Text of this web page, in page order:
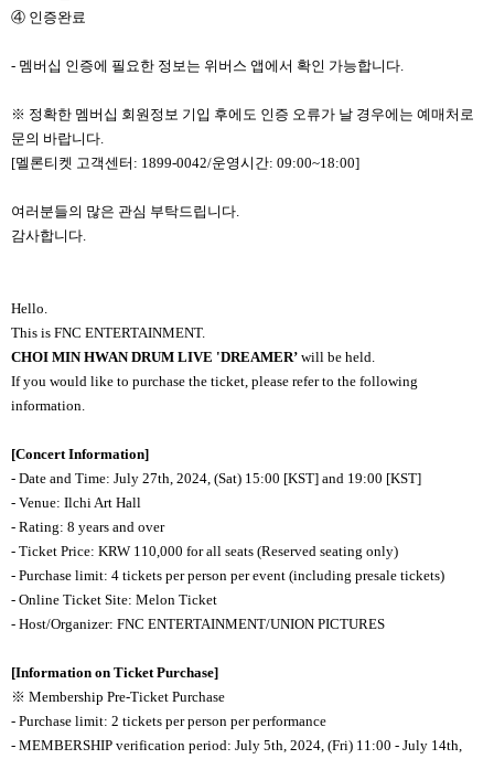
④ 인증완료
- 멤버십 인증에 필요한 정보는 위버스 앱에서 확인 가능합니다.
※ 정확한 멤버십 회원정보 기입 후에도 인증 오류가 날 경우에는 예매처로
문의 바랍니다.
[멜론티켓 고객센터: 1899-0042/운영시간: 09:00~18:00]
여러분들의 많은 관심 부탁드립니다.
감사합니다.
Hello.
This is FNC ENTERTAINMENT.
CHOI MIN HWAN DRUM LIVE 'DREAMER’ will be held.
If you would like to purchase the ticket, please refer to the following
information.
[Concert Information]
- Date and Time: July 27th, 2024, (Sat) 15:00 [KST] and 19:00 [KST]
- Venue: Ilchi Art Hall
- Rating: 8 years and over
- Ticket Price: KRW 110,000 for all seats (Reserved seating only)
- Purchase limit: 4 tickets per person per event (including presale tickets)
- Online Ticket Site: Melon Ticket
- Host/Organizer: FNC ENTERTAINMENT/UNION PICTURES
[Information on Ticket Purchase]
※ Membership Pre-Ticket Purchase
- Purchase limit: 2 tickets per person per performance
- MEMBERSHIP verification period: July 5th, 2024, (Fri) 11:00 - July 14th,